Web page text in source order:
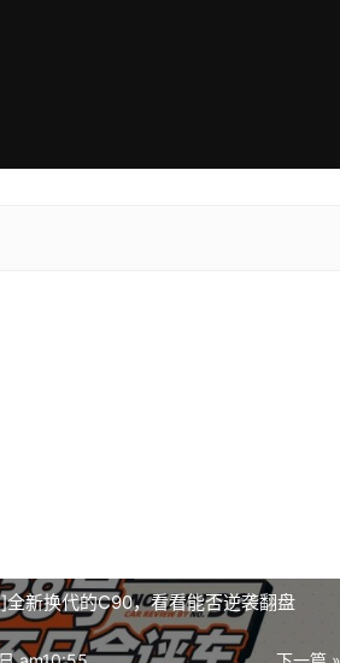
全新换代的C90，看看能否逆袭翻盘